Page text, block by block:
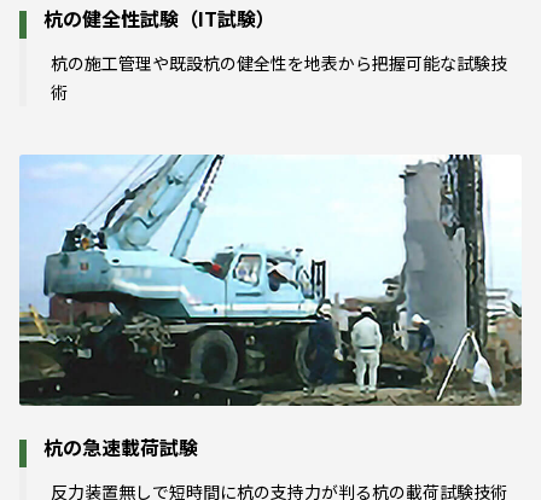
杭の健全性試験（IT試験）
杭の施工管理や既設杭の健全性を地表から把握可能な試験技
術
杭の急速載荷試験
反力装置無しで短時間に杭の支持力が判る杭の載荷試験技術